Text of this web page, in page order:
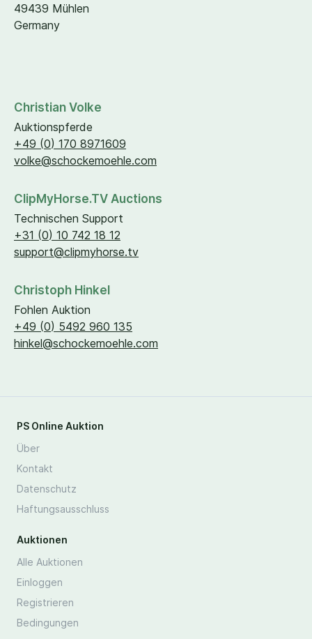
49439 Mühlen
Germany
Christian Volke
Auktionspferde
+49 (0) 170 8971609
volke@​schockemoehle.​com
ClipMyHorse.TV Auctions
Technischen Support
+31 (0) 10 742 18 12
support@​clipmyhorse.​tv
Christoph Hinkel
Fohlen Auktion
+49 (0) 5492 960 135
hinkel@​schockemoehle.​com
PS Online Auktion
Über
Kontakt
Datenschutz
Haftungsausschluss
Auktionen
Alle Auktionen
Einloggen
Registrieren
Bedingungen